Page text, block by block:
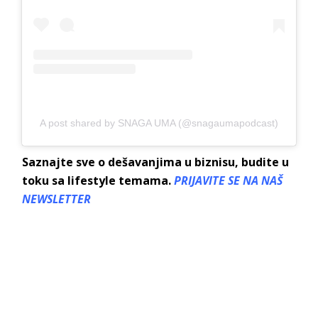
A post shared by SNAGA UMA (@snagaumapodcast)
Saznajte sve o dešavanjima u biznisu, budite u
toku sa lifestyle temama.PRIJAVITE SE NA NAŠ
NEWSLETTER